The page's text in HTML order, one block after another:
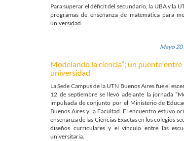
Para superar el déficit del secundario, la UBA y la
programas de enseñanza de matemática para
universidad.
Mayo
Modelando la ciencia”; un puente entre
universidad
La Sede Campus de la UTN Buenos Aires fue el
12 de septiembre se llevó adelante la jornada
impulsada de conjunto por el Ministerio de
Buenos Aires y la Facultad. El encuentro estuvo
enseñanza de las Ciencias Exactas en los colegios
diseños curriculares y el vínculo entre las
universitaria.